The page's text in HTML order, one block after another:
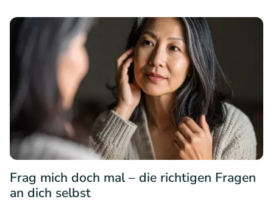
Frag mich doch mal – die richtigen Fragen
an dich selbst